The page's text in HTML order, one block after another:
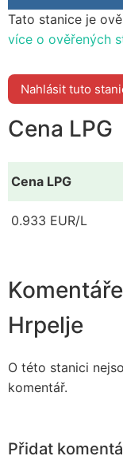
Tato stanice je
více o ověřených
Nahlásit tuto
Cena LPG
Cena LPG
0.933 EUR/L
Hrpelje
O této stanici
komentář.
Přidat